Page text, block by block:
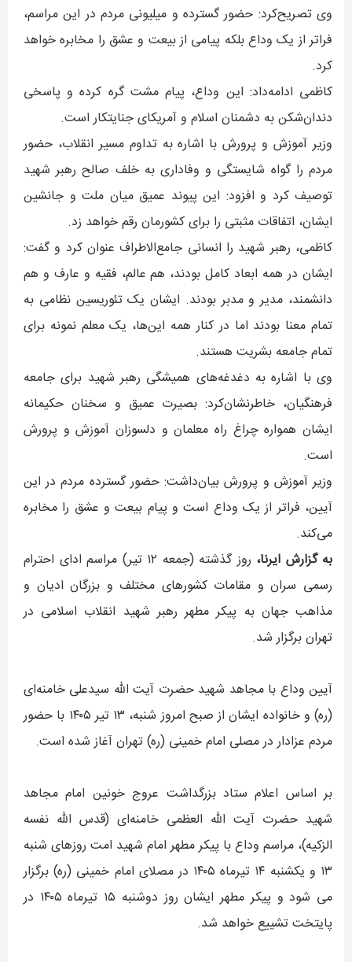
وی تصریح‌کرد: حضور گسترده و میلیونی مردم در این مراسم،
فراتر از یک وداع بلکه پیامی از بیعت و عشق را مخابره خواهد
کرد.
کاظمی ادامه‌داد: این وداع، پیام مشت گره‌ کرده و پاسخی
دندان‌شکن به دشمنان اسلام و آمریکای جنایتکار است.
وزیر آموزش و پرورش با اشاره به تداوم مسیر انقلاب، حضور
مردم را گواه شایستگی و وفاداری به خلف صالح رهبر شهید
توصیف کرد و افزود: این پیوند عمیق میان ملت و جانشین
ایشان، اتفاقات مثبتی را برای کشورمان رقم خواهد زد.
کاظمی، رهبر شهید را انسانی جامع‌الاطراف عنوان کرد و گفت:
ایشان در همه ابعاد کامل بودند، هم عالم، فقیه و عارف و هم
دانشمند، مدیر و مدبر بودند. ایشان یک تئوریسین نظامی به
تمام معنا بودند اما در کنار همه این‌ها، یک معلم نمونه برای
تمام جامعه بشریت هستند.
وی با اشاره به دغدغه‌های همیشگی رهبر شهید برای جامعه
فرهنگیان، خاطرنشان‌کرد: بصیرت عمیق و سخنان حکیمانه
ایشان همواره چراغ راه معلمان و دلسوزان آموزش و پرورش
است.
وزیر آموزش و پرورش بیان‌داشت: حضور گسترده مردم در این
آیین، فراتر از یک وداع است و پیام بیعت و عشق را مخابره
می‌کند.
به گزارش ایرنا،
روز گذشته (جمعه ۱۲ تیر) مراسم ادای احترام
رسمی سران و مقامات کشورهای مختلف و بزرگان ادیان و
مذاهب جهان به پیکر مطهر رهبر شهید انقلاب اسلامی در
تهران برگزار شد.
آیین وداع با مجاهد شهید حضرت آیت الله سیدعلی خامنه‌ای
(ره) و خانواده ایشان از صبح امروز شنبه، ۱۳ تیر ۱۴۰۵ با حضور
مردم عزادار در مصلی امام خمینی (ره) تهران آغاز شده است.
بر اساس اعلام ستاد بزرگداشت عروج خونین امام مجاهد
شهید حضرت آیت‌ الله العظمی خامنه‌ای (قدس الله نفسه
الزکیه)، مراسم وداع با پیکر مطهر امام شهید امت روزهای شنبه
۱۳ و یکشنبه ۱۴ تیرماه ۱۴۰۵ در مصلای امام خمینی (ره) برگزار
می شود و پیکر مطهر ایشان روز دوشنبه ۱۵ تیرماه ۱۴۰۵ در
پایتخت تشییع خواهد شد.